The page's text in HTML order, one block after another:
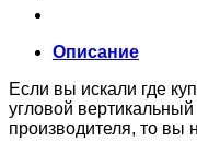
Описание
Если вы искали где
угловой
производителя, то вы